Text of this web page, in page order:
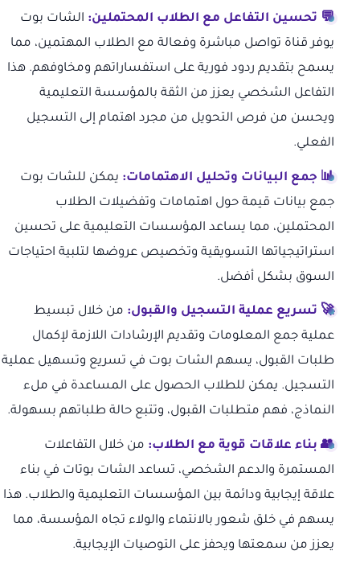
💬 تحسين التفاعل مع الطلاب المحتملين: الشات بوت
يوفر قناة تواصل مباشرة وفعالة مع الطلاب المهتمين، مما
يسمح بتقديم ردود فورية على استفساراتهم ومخاوفهم. هذا
التفاعل الشخصي يعزز من الثقة بالمؤسسة التعليمية
ويحسن من فرص التحويل من مجرد اهتمام إلى التسجيل
الفعلي.
📊 جمع البيانات وتحليل الاهتمامات: يمكن للشات بوت
جمع بيانات قيمة حول اهتمامات وتفضيلات الطلاب
المحتملين، مما يساعد المؤسسات التعليمية على تحسين
استراتيجياتها التسويقية وتخصيص عروضها لتلبية احتياجات
السوق بشكل أفضل.
🚀 تسريع عملية التسجيل والقبول: من خلال تبسيط
عملية جمع المعلومات وتقديم الإرشادات اللازمة لإكمال
طلبات القبول، يسهم الشات بوت في تسريع وتسهيل عملية
التسجيل. يمكن للطلاب الحصول على المساعدة في ملء
النماذج، فهم متطلبات القبول، وتتبع حالة طلباتهم بسهولة.
👥 بناء علاقات قوية مع الطلاب: من خلال التفاعلات
المستمرة والدعم الشخصي، تساعد الشات بوتات في بناء
علاقة إيجابية ودائمة بين المؤسسات التعليمية والطلاب. هذا
يسهم في خلق شعور بالانتماء والولاء تجاه المؤسسة، مما
يعزز من سمعتها ويحفز على التوصيات الإيجابية.